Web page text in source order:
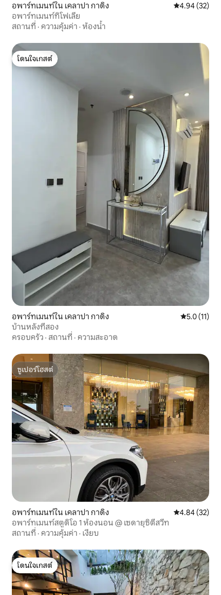
อพาร์ทเมนท์ใน เคลาปา กาดิง คะแนนเฉลี่ย
4.94 (32)
อพาร์ทเมนท์ทิโฟเลีย
สถานที่ · ความคุ้มค่า · ห้องน้ำ
โดนใจเกสต์
โดนใจเกสต์
อพาร์ทเมนท์ใน เคลาปา กาดิง คะแนนเฉลี่ย
5.0 (11)
บ้านหลังที่สอง
ครอบครัว · สถานที่ · ความสะอาด
ซูเปอร์โฮสต์
ซูเปอร์โฮสต์
อพาร์ทเมนท์ใน เคลาปา กาดิง คะแนนเฉลี่ย
4.84 (32)
อพาร์ทเมนท์สตูดิโอ 1 ห้องนอน @ เซดายุซิตี้สวีท
สถานที่ · ความคุ้มค่า · เงียบ
โดนใจเกสต์
โดนใจเกสต์